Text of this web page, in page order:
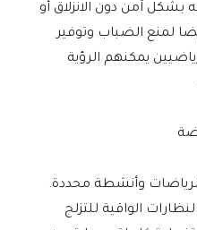
آمن دون الانزلاق أو
لمنع الضباب وتوفير
يمكنهم الرؤية
وأنشطة محددة.
الواقية للتزلج